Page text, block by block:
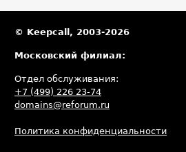
© Keepcall, 2003-2026
Московский филиал:
Отдел обслуживания:
+7 (499) 226 23-74
domains@reforum.ru
Политика конфиденциальности